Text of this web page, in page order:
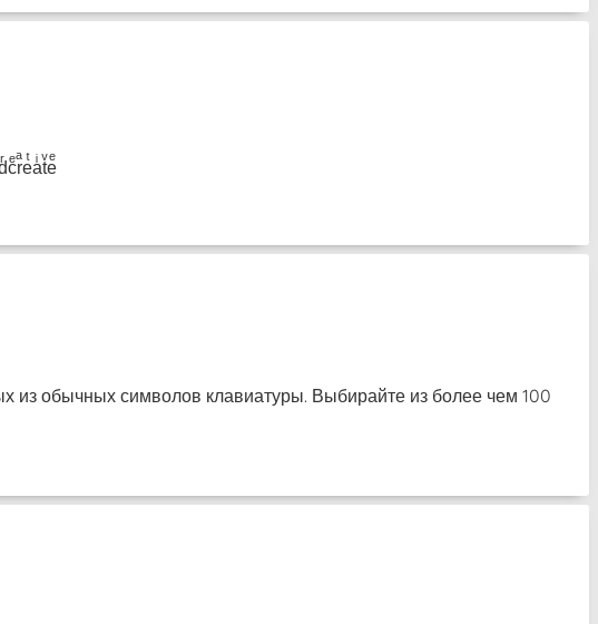
из обычных символов клавиатуры. Выбирайте из более чем 100